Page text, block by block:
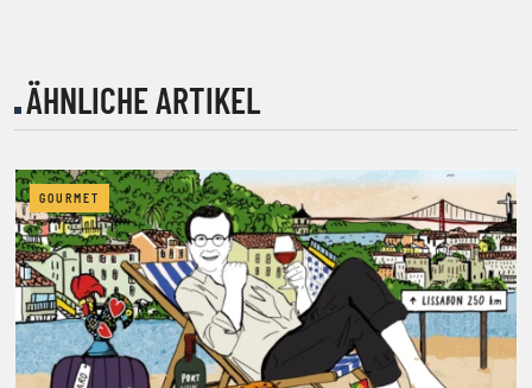
ÄHNLICHE ARTIKEL
GOURMET